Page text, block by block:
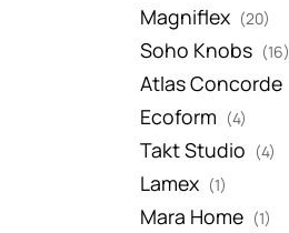
Magniflex (20)
Soho Knobs (16)
Atlas Concorde
Ecoform (4)
Takt Studio (4)
Lamex (1)
Mara Home (1)